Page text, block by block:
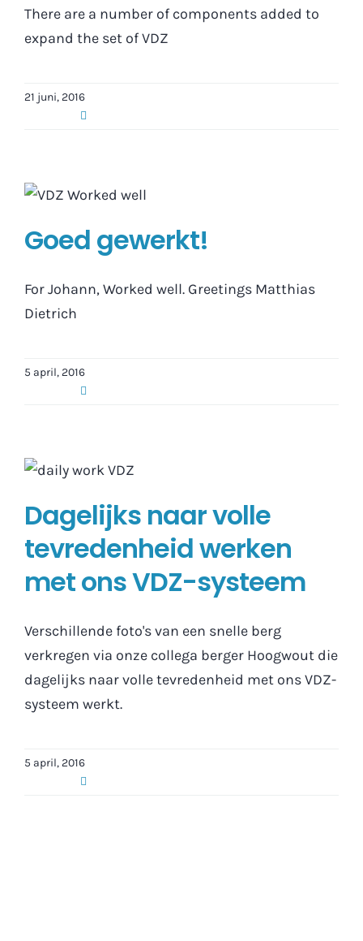
There are a number of components added to
expand the set of VDZ
21 juni, 2016
Goed gewerkt!
For Johann, Worked well. Greetings Matthias
Dietrich
5 april, 2016
Dagelijks naar volle
tevredenheid werken
met ons VDZ-systeem
Verschillende foto's van een snelle berg
verkregen via onze collega berger Hoogwout die
dagelijks naar volle tevredenheid met ons VDZ-
systeem werkt.
5 april, 2016